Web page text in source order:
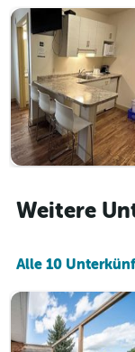
der
Tage
vor
dem
Aufenthalt
anzeigt
Das
Diagramm
hat
1
die
Zimmerpreis
Weitere
Alle 10